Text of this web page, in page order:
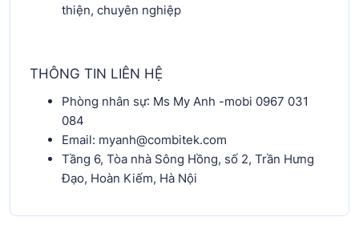
thiện, chuyên nghiệp
THÔNG TIN LIÊN HỆ
Phòng nhân sự: Ms My Anh -mobi 0967 031
084
Email: myanh@combitek.com
Tầng 6, Tòa nhà Sông Hồng, số 2, Trần Hưng
Đạo, Hoàn Kiếm, Hà Nội